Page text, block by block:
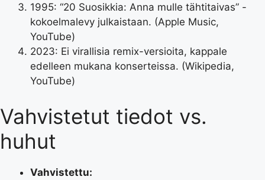
1995: “20 Suosikkia: Anna mulle tähtitaivas” -
kokoelmalevy julkaistaan. (Apple Music,
YouTube)
2023: Ei virallisia remix-versioita, kappale
edelleen mukana konserteissa. (Wikipedia,
YouTube)
Vahvistetut tiedot vs.
huhut
Vahvistettu: